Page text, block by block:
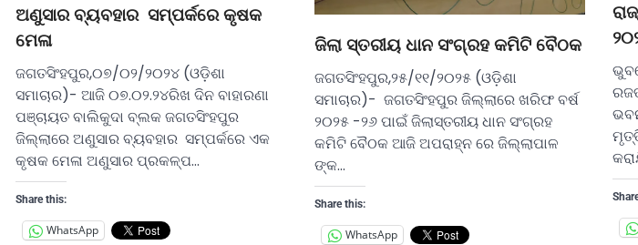
ଅଣୁସାର ବ୍ୟବହାର ସମ୍ପର୍କରେ କୃଷକ
ମେଳା
ଜଗତସିଂହପୁର,୦୭/୦୨/୨୦୨୪ (ଓଡ଼ିଶା
ସମାଚାର)- ଆଜି ୦୭.୦୨.୨୪ରିଖ ଦିନ ବାହାରଣା
ପଞ୍ଚାୟତ ବାଲିକୁଦା ବ୍ଲକ ଜଗତସିଂହପୁର
ଜିଲ୍ଲାରେ ଅଣୁସାର ବ୍ୟବହାର ସମ୍ପର୍କରେ ଏକ
କୃଷକ ମେଳା ଅଣୁସାର ପ୍ରକଳ୍ପ…
Share this:
WhatsApp
ଜିଲା ସ୍ତରୀୟ ଧାନ ସଂଗ୍ରହ କମିଟି ବୈଠକ
ଜଗତସିଂହପୁର,୨୫/୧୧/୨୦୨୫ (ଓଡ଼ିଶା
ସମାଚାର)- ଜଗତସିଂହପୁର ଜିଲ୍ଲାରେ ଖରିଫ‌ ବର୍ଷ
୨୦୨୫ -୨୬ ପାଇଁ ଜିଲାସ୍ତରୀୟ ଧାନ ସଂଗ୍ରହ
କମିଟି ବୈଠକ ଆଜି ଅପରାହ୍ନ ରେ ଜିଲ୍ଲାପାଳ
ଙ୍କ…
Share this:
WhatsApp